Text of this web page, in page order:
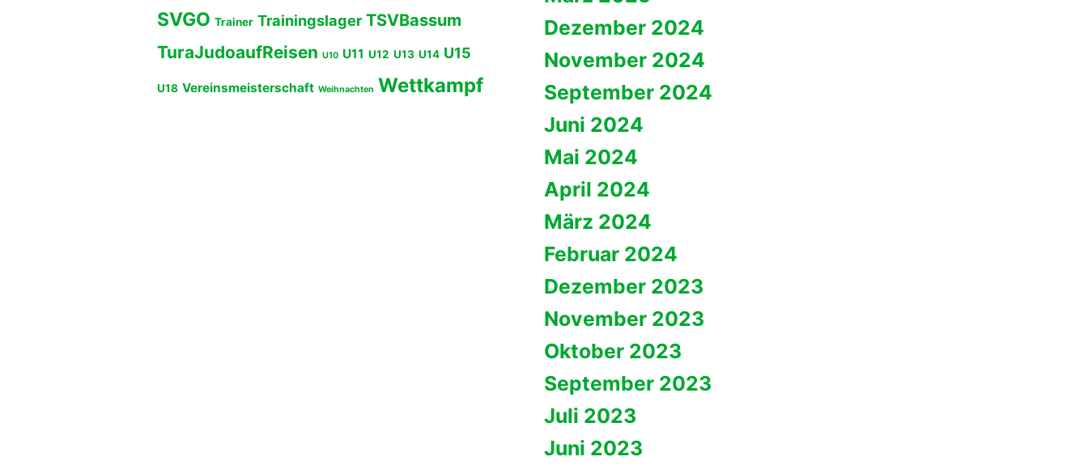
SVGO Trainer Trainingslager TSVBassum
TuraJudoaufReisen U10 U11 U12 U13 U14 U15
U18 Vereinsmeisterschaft Weihnachten Wettkampf
Dezember 2024
November 2024
September 2024
Juni 2024
Mai 2024
April 2024
März 2024
Februar 2024
Dezember 2023
November 2023
Oktober 2023
September 2023
Juli 2023
Juni 2023